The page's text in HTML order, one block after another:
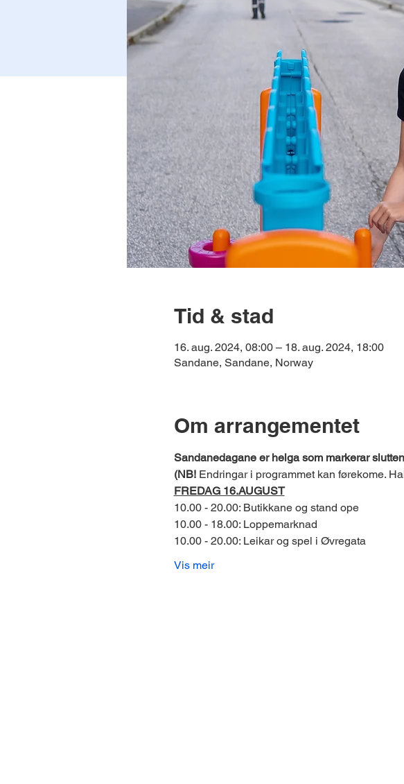
Tid & stad
16. aug. 2024, 08:00 – 18. aug. 2024, 18:00
Sandane, Sandane, Norway
Om arrangementet
Sandanedagane er helga som markerar
(NB! Endringar i programmet kan førekome.
FREDAG 16.AUGUST
10.00 - 20.00: Butikkane og stand ope
10.00 - 18.00: Loppemarknad
10.00 - 20.00: Leikar og spel i Øvregata
Vis meir